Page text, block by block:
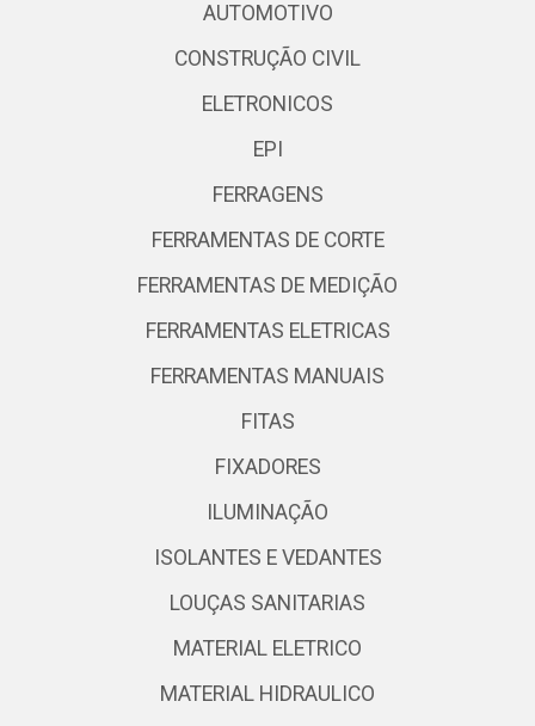
AUTOMOTIVO
CONSTRUÇÃO CIVIL
ELETRONICOS
EPI
FERRAGENS
FERRAMENTAS DE CORTE
FERRAMENTAS DE MEDIÇÃO
FERRAMENTAS ELETRICAS
FERRAMENTAS MANUAIS
FITAS
FIXADORES
ILUMINAÇÃO
ISOLANTES E VEDANTES
LOUÇAS SANITARIAS
MATERIAL ELETRICO
MATERIAL HIDRAULICO